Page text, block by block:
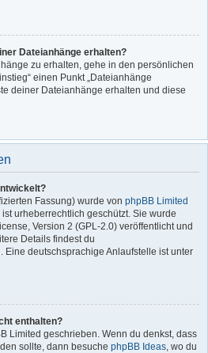
Dateianhänge erhalten?
zu erhalten, gehe in den persönlichen
einen Punkt „Dateianhänge
deiner Dateianhänge erhalten und diese
Fassung) wurde von phpBB Limited
urheberrechtlich geschützt. Sie wurde
Version 2 (GPL-2.0) veröffentlicht und
Details findest du
. Eine deutschsprachige Anlaufstelle ist unter
enthalten?
Limited geschrieben. Wenn du denkst, dass
sollte, dann besuche phpBB Ideas, wo du